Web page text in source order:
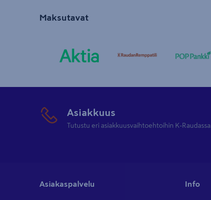
Maksutavat
Asiakkuus
Tutustu eri asiakkuusvaihtoehtoihin K-Raudassa.
Asiakaspalvelu Info